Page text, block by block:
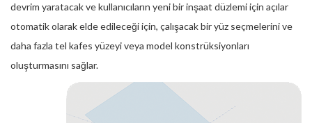
devrim yaratacak ve kullanıcıların yeni bir inşaat düzlemi için açılar
otomatik olarak elde edileceği için, çalışacak bir yüz seçmelerini ve
daha fazla tel kafes yüzeyi veya model konstrüksiyonları
oluşturmasını sağlar.